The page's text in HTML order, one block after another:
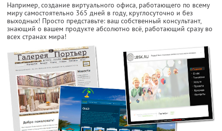
Например, создание виртуального офиса, работающего по всему
миру самостоятельно 365 дней в году, круглосуточно и без
выходных! Просто представьте: ваш собственный консультант,
знающий о вашем продукте абсолютно всё, работающий сразу во
всех странах мира!